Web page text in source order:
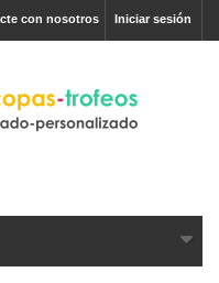
Iniciar sesión
con nosotros